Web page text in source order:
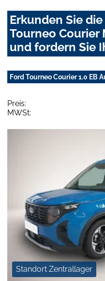
Erkunden Sie
Tourneo
und fordern Sie
Ford Tourneo Courier 1.0 EB
Preis:
MWSt:
Standort Zentrallager